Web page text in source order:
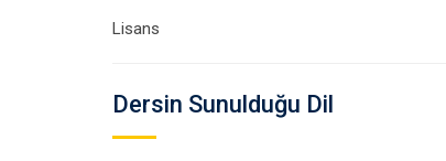
Lisans
Dersin Sunulduğu Dil